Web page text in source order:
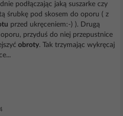
podłączając jaką suszarke czy
śrubkę pod skosem do oporu ( z
przed ukręceniem:-) ). Drugą
przyduś do niej przepustnice
obroty. Tak trzymając wykręcaj